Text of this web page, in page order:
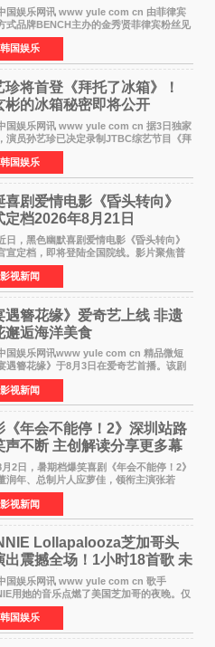
娱乐网讯 www yule com cn 由菲律宾
式品牌BENCH主办的金秀贤菲律宾粉丝见
将于10月2日在马尼拉SM Mall of
MOA）竞技场举行，预计规模达2万人。
金秀贤自去年陷
韩国娱乐
珍将首登《拜托了冰箱》！
彬的冰箱秘密即将公开
娱乐网讯 www yule com cn 据3日独家
演员孙艺珍已决定录制JTBC综艺节目《拜
箱》，目前正在协调具体细节。这是孙艺
公开个人冰箱，也是她婚后首次以玄彬的
份参与
韩国娱乐
喜剧爱情电影《昏头转向》
定档2026年8月21日
，黑色幽默喜剧爱情电影《昏头转向》
宣定档，即将登陆全国院线。影片聚焦普
荒诞生活，以戏谑诙谐的镜头语言、反转
剧情，融合爆笑喜剧与细腻爱情元素，打
部接地气
影视新闻
遇簪花缘》爱奇艺上线 非遗
邂逅海洋美食
娱乐网讯www yule com cn 精品微短
遇簪花缘》于8月3日在爱奇艺首播。该剧
荣膺世界美食之都后推出的首部美食主题
短剧，实力派演员孙茜特别出演簪花非遗
，她曾参演
影视新闻
《年会不能停！2》深圳站路
声不断 主创解读分享更多幕
作
日，暑期档爆笑喜剧《年会不能停！2》
润年、总制片人应萝佳，领衔主演张若
客，主演酷酷的滕出席深圳路演，与观众
趣味互动，畅聊创作细节与名场面，一路
断。影片讲
影视新闻
Lollapalooza芝加哥头
出震撼全场！1小时18首歌 未
新曲首度公开
娱乐网讯 www yule com cn 歌手
用她的音乐点燃了美国芝加哥的夜晚。仅
时，就足以证明K-pop女性solo艺人首次登
这一头衔的分量。她向世人展示
自己能作为世
韩国娱乐